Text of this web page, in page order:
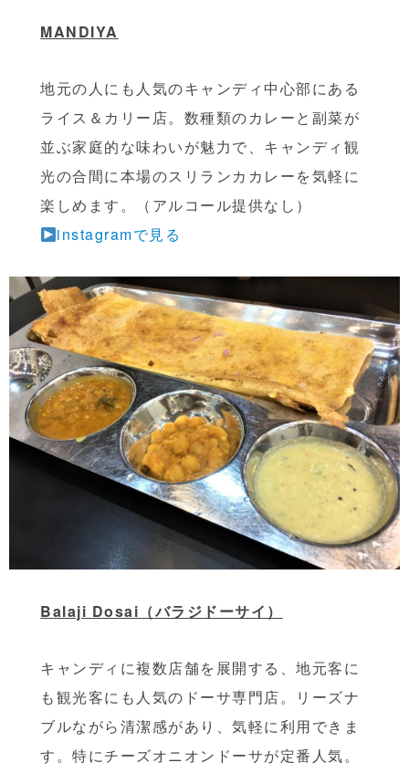
MANDIYA
地元の人にも人気のキャンディ中心部にある
ライス＆カリー店。数種類のカレーと副菜が
並ぶ家庭的な味わいが魅力で、キャンディ観
光の合間に本場のスリランカカレーを気軽に
楽しめます。（アルコール提供なし）
instagramで見る
Balaji Dosai（バラジドーサイ）
キャンディに複数店舗を展開する、地元客に
も観光客にも人気のドーサ専門店。リーズナ
ブルながら清潔感があり、気軽に利用できま
す。特にチーズオニオンドーサが定番人気。